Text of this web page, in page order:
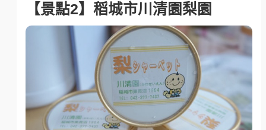
【景點2】稻城市川清園梨園